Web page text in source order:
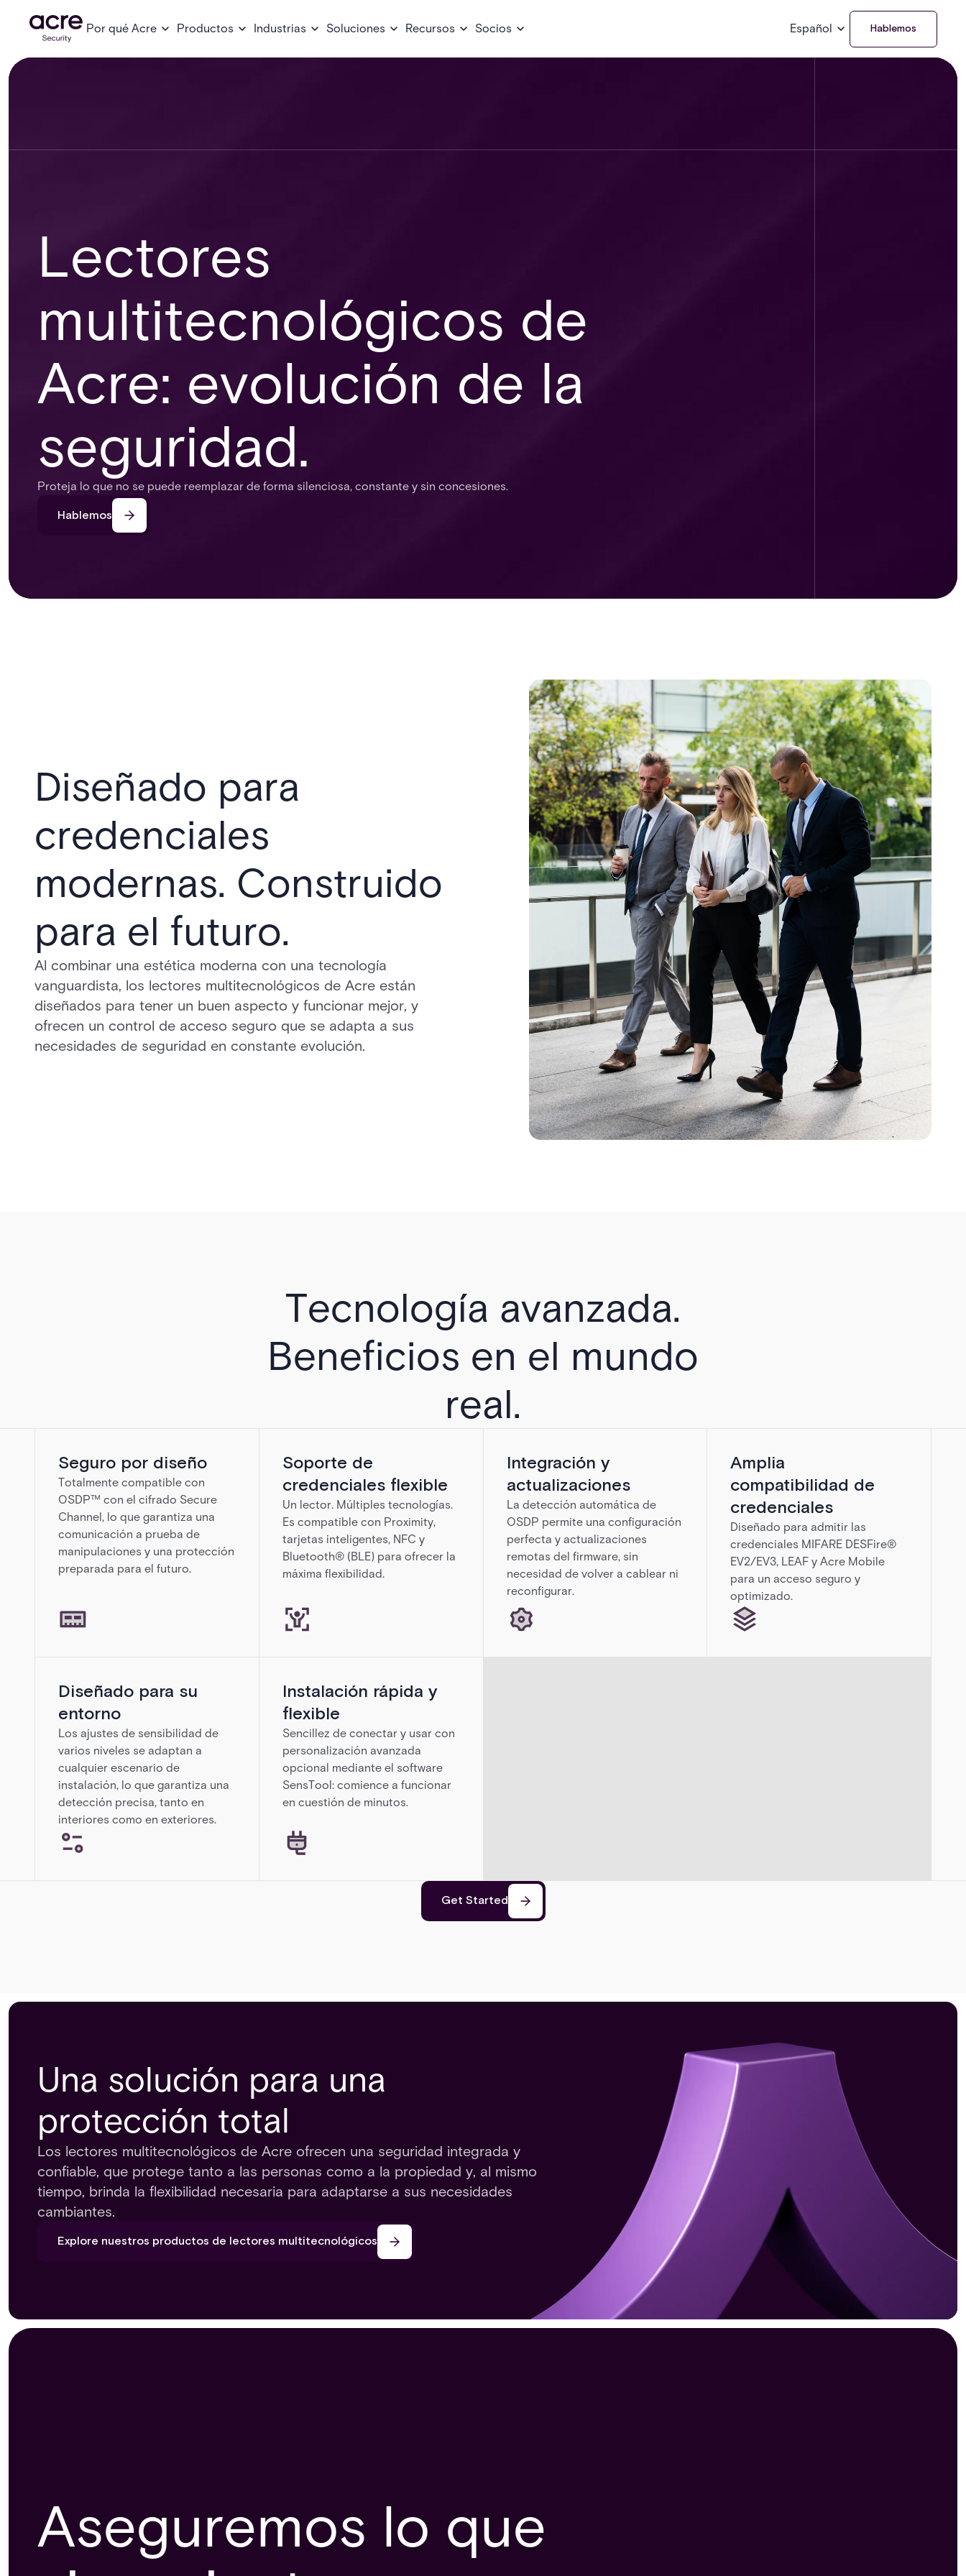
Por qué Acre Productos Industrias Soluciones Recursos Socios Español Hablemos
Lectores
multitecnológicos de
Acre: evolución de la
seguridad.
Proteja lo que no se puede reemplazar de forma silenciosa, constante y sin concesiones.
Hablemos
Diseñado para
credenciales
modernas. Construido
para el futuro.
Al combinar una estética moderna con una tecnología
vanguardista, los lectores multitecnológicos de Acre están
diseñados para tener un buen aspecto y funcionar mejor, y
ofrecen un control de acceso seguro que se adapta a sus
necesidades de seguridad en constante evolución.
Tecnología avanzada.
Beneficios en el mundo
real.
Seguro por diseño
Totalmente compatible con
OSDP™ con el cifrado Secure
Channel, lo que garantiza una
comunicación a prueba de
manipulaciones y una protección
preparada para el futuro.
Soporte de
credenciales flexible
Un lector. Múltiples tecnologías.
Es compatible con Proximity,
tarjetas inteligentes, NFC y
Bluetooth® (BLE) para ofrecer la
máxima flexibilidad.
Integración y
actualizaciones
La detección automática de
OSDP permite una configuración
perfecta y actualizaciones
remotas del firmware, sin
necesidad de volver a cablear ni
reconfigurar.
Amplia
compatibilidad de
credenciales
Diseñado para admitir las
credenciales MIFARE DESFire®
EV2/EV3, LEAF y Acre Mobile
para un acceso seguro y
optimizado.
Diseñado para su
entorno
Los ajustes de sensibilidad de
varios niveles se adaptan a
cualquier escenario de
instalación, lo que garantiza una
detección precisa, tanto en
interiores como en exteriores.
Instalación rápida y
flexible
Sencillez de conectar y usar con
personalización avanzada
opcional mediante el software
SensTool: comience a funcionar
en cuestión de minutos.
Get Started
Una solución para una
protección total
Los lectores multitecnológicos de Acre ofrecen una seguridad integrada y
confiable, que protege tanto a las personas como a la propiedad y, al mismo
tiempo, brinda la flexibilidad necesaria para adaptarse a sus necesidades
cambiantes.
Explore nuestros productos de lectores multitecnológicos
Aseguremos lo que